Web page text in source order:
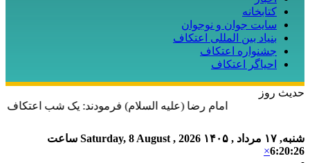
کتابخانه
سایت جوان و نوجوان
بنیاد بین المللی اعتکاف
جشنواره اعتکاف
احیاگر اعتکاف
حدیث روز
امام رضا (علیه السلام) فرمودند: یک شب اعتکاف
شنبه, ۱۷ مرداد , ۱۴۰۵ Saturday, 8 August , 2026 ساعت
6:20:27
×